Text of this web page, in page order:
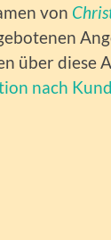
von
über diese
nach